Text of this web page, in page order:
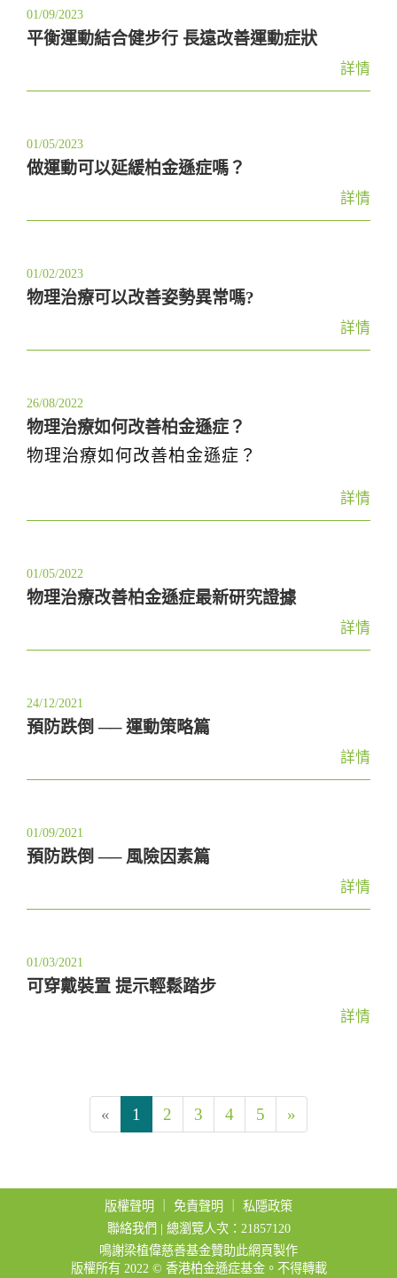
01/09/2023
平衡運動結合健步行 長遠改善運動症狀
詳情
01/05/2023
做運動可以延緩柏金遜症嗎？
詳情
01/02/2023
物理治療可以改善姿勢異常嗎?
詳情
26/08/2022
物理治療如何改善柏金遜症？
物理治療如何改善柏金遜症？
詳情
01/05/2022
物理治療改善柏金遜症最新研究證據
詳情
24/12/2021
預防跌倒 ── 運動策略篇
詳情
01/09/2021
預防跌倒 ── 風險因素篇
詳情
01/03/2021
可穿戴裝置 提示輕鬆踏步
詳情
« 1 2 3 4 5 »
版權聲明 免責聲明
私隱政策
聯絡我們 | 總瀏覽人次：21857120
鳴謝梁植偉慈善基金贊助此網頁製作
版權所有 2022 © 香港柏金遜症基金。不得轉載